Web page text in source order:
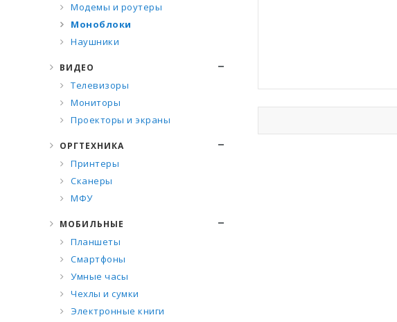
Модемы и роутеры
Моноблоки
Наушники
ВИДЕО
Телевизоры
Мониторы
Проекторы и экраны
ОРГТЕХНИКА
Принтеры
Сканеры
МФУ
МОБИЛЬНЫЕ
Планшеты
Смартфоны
Умные часы
Чехлы и сумки
Электронные книги